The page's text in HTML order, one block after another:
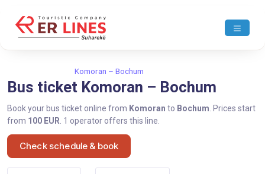
Komoran – Bochum
Bus ticket Komoran – Bochum
Book your bus ticket online from Komoran to Bochum . Prices start
from 100 EUR . 1 operator offers this line.
Check schedule & book